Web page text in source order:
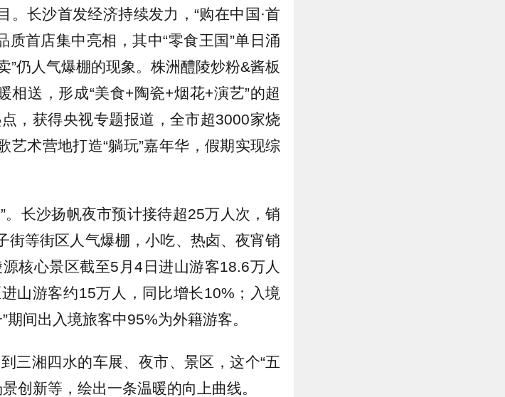
。长沙首发经济持续发力，“购在中国·首
质首店集中亮相，其中“零食王国”单日涌
”仍人气爆棚的现象。株洲醴陵炒粉&酱板
相送，形成“美食+陶瓷+烟花+演艺”的超
，获得央视专题报道，全市超3000家烧
艺术营地打造“躺玩”嘉年华，假期实现综
。长沙扬帆夜市预计接待超25万人次，销
街等街区人气爆棚，小吃、热卤、夜宵销
核心景区截至5月4日进山游客18.6万人
山游客约15万人，同比增长10%；入境
间出入境旅客中95%为外籍游客。
三湘四水的车展、夜市、景区，这个“五
创新等，绘出一条温暖的向上曲线。